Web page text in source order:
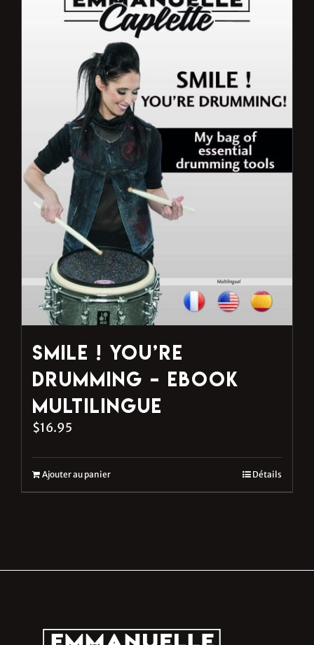
Smile ! You’re
Drumming – eBook
multilingue
$16.95
Ajouter au panier Détails